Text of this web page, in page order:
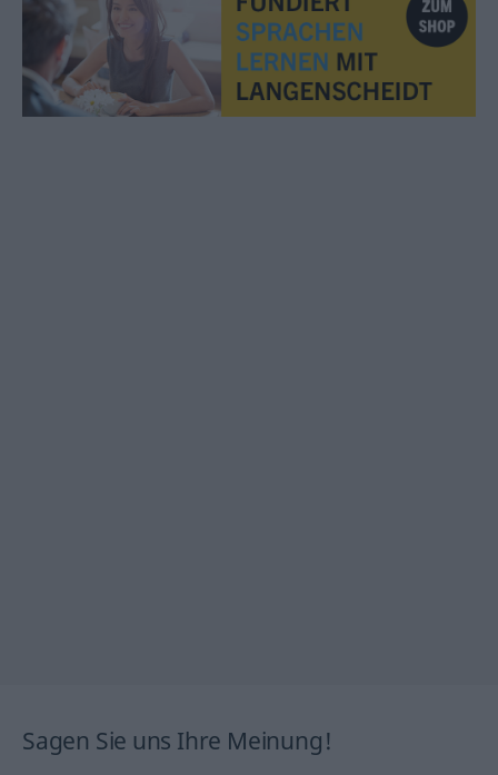
Sagen Sie uns Ihre Meinung!